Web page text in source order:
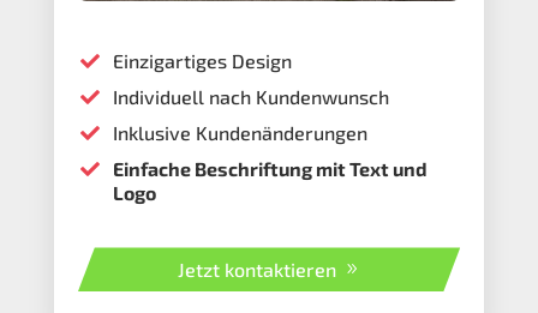
 Einzigartiges Design
 Individuell nach Kundenwunsch
 Inklusive Kundenänderungen

Einfache Beschriftung mit Text und
Logo
Jetzt kontaktieren